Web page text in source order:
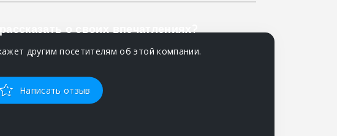
другим посетителям об этой компании.
Написать отзыв